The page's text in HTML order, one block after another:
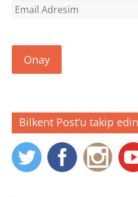
Email
Onay
Bilkent Post’u takip edin